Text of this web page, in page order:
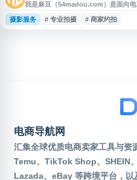
我是麻豆（54madou.com）是面向
台，提供网拍模特、素人模特、商家
常、时尚、静物等多类拍摄场景，支
摄影服务 # 专业拍摄 # 商家约拍
电商导航网
汇集全球优质电商卖家工具与资
Temu、TikTok Shop、SHEIN
Lazada、eBay 等跨境平台，以